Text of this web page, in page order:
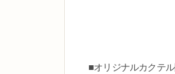
■オリジナルカクテ